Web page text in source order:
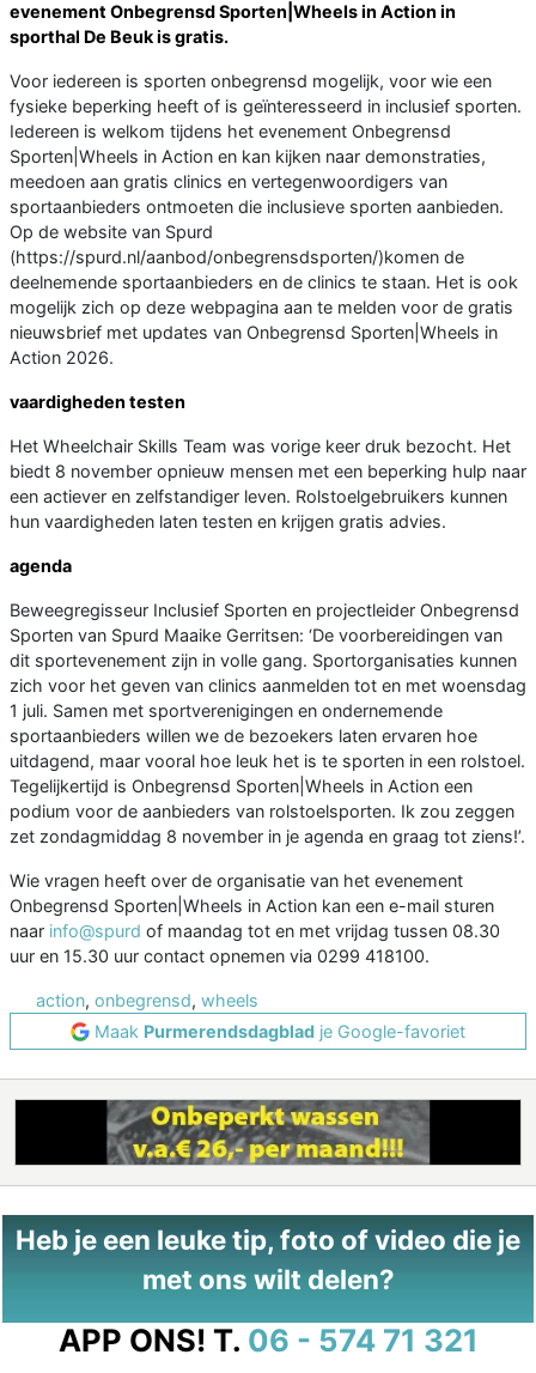
evenement Onbegrensd Sporten|Wheels in Action in
sporthal De Beuk is gratis.
Voor iedereen is sporten onbegrensd mogelijk, voor wie een
fysieke beperking heeft of is geïnteresseerd in inclusief sporten.
Iedereen is welkom tijdens het evenement Onbegrensd
Sporten|Wheels in Action en kan kijken naar demonstraties,
meedoen aan gratis clinics en vertegenwoordigers van
sportaanbieders ontmoeten die inclusieve sporten aanbieden.
Op de website van Spurd
(https://spurd.nl/aanbod/onbegrensdsporten/)komen de
deelnemende sportaanbieders en de clinics te staan. Het is ook
mogelijk zich op deze webpagina aan te melden voor de gratis
nieuwsbrief met updates van Onbegrensd Sporten|Wheels in
Action 2026.
vaardigheden testen
Het Wheelchair Skills Team was vorige keer druk bezocht. Het
biedt 8 november opnieuw mensen met een beperking hulp naar
een actiever en zelfstandiger leven. Rolstoelgebruikers kunnen
hun vaardigheden laten testen en krijgen gratis advies.
agenda
Beweegregisseur Inclusief Sporten en projectleider Onbegrensd
Sporten van Spurd Maaike Gerritsen: ‘De voorbereidingen van
dit sportevenement zijn in volle gang. Sportorganisaties kunnen
zich voor het geven van clinics aanmelden tot en met woensdag
1 juli. Samen met sportverenigingen en ondernemende
sportaanbieders willen we de bezoekers laten ervaren hoe
uitdagend, maar vooral hoe leuk het is te sporten in een rolstoel.
Tegelijkertijd is Onbegrensd Sporten|Wheels in Action een
podium voor de aanbieders van rolstoelsporten. Ik zou zeggen
zet zondagmiddag 8 november in je agenda en graag tot ziens!’.
Wie vragen heeft over de organisatie van het evenement
Onbegrensd Sporten|Wheels in Action kan een e-mail sturen
naar info@spurd of maandag tot en met vrijdag tussen 08.30
uur en 15.30 uur contact opnemen via 0299 418100.
action, onbegrensd, wheels
Maak Purmerendsdagblad je Google-favoriet
Heb je een leuke tip, foto of video die je
met ons wilt delen?
APP ONS! T. 06 - 574 71 321